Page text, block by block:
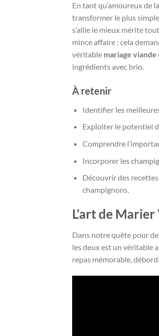
En tant qu’amoureux de
transformer le plus
s’allie le mieux mérite
mince affaire : cela
véritable mariage viande
ingrédients avec brio.
À retenir
Identifier les
Exploiter le potentiel
Comprendre
Incorporer les
Découvrir des
champignons.
L’art de
Dans notre quête pour
les deux est un véritable
repas mémorable,